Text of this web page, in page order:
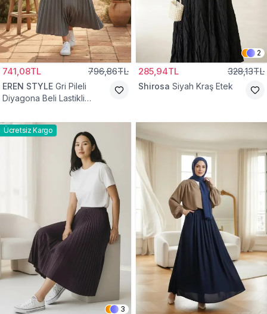
741,08TL 796,86TL
EREN STYLE Gri Pileli
Diyagona Beli Lastikli
2
285,94TL 328,13TL
Shirosa Siyah Kraş Etek
Ücretsiz Kargo
3